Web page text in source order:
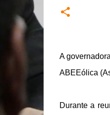
A
ABEEólica
Durante a